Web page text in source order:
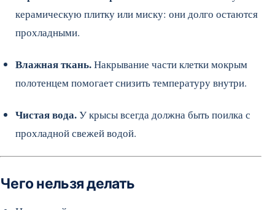
керамическую плитку или миску: они долго остаются
прохладными.
Влажная ткань.Накрывание части клетки мокрым
полотенцем помогает снизить температуру внутри.
Чистая вода.У крысы всегда должна быть поилка с
прохладной свежей водой.
Чего нельзя делать